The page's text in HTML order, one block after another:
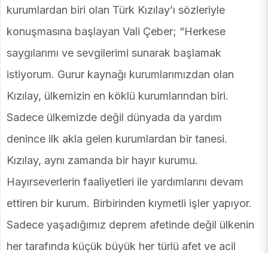
kurumlardan biri olan Türk Kızılay’ı sözleriyle
konuşmasına başlayan Vali Çeber; “Herkese
saygılarımı ve sevgilerimi sunarak başlamak
istiyorum. Gurur kaynağı kurumlarımızdan olan
Kızılay, ülkemizin en köklü kurumlarından biri.
Sadece ülkemizde değil dünyada da yardım
denince ilk akla gelen kurumlardan bir tanesi.
Kızılay, aynı zamanda bir hayır kurumu.
Hayırseverlerin faaliyetleri ile yardımlarını devam
ettiren bir kurum. Birbirinden kıymetli işler yapıyor.
Sadece yaşadığımız deprem afetinde değil ülkenin
her tarafında küçük büyük her türlü afet ve acil